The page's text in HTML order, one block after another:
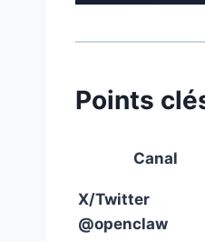
Points
Canal
X/Twitter
@openclaw